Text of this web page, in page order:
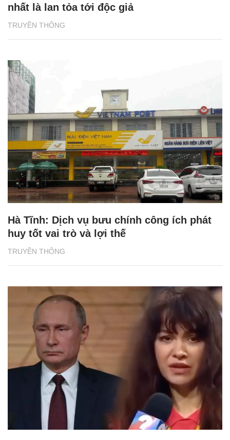
TRUYỀN THÔNG
nhất là lan tỏa tới độc giả
TRUYỀN THÔNG
Hà Tĩnh: Dịch vụ bưu chính công ích phát
huy tốt vai trò và lợi thế